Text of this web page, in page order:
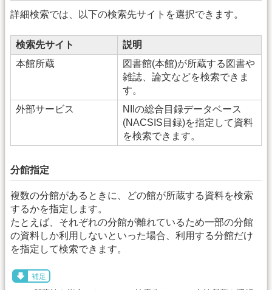
詳細検索では、以下の検索先サイトを選択できます。
検索先サイト
説明
本館所蔵
図書館(本館)が所蔵する図書や
雑誌、論文などを検索できま
す。
外部サービス
NIIの総合目録データベース
(NACSIS目録)を指定して資料
を検索できます。
分館指定
複数の分館があるときに、どの館が所蔵する資料を検索
するかを指定します。
たとえば、それぞれの分館が離れているため一部の分館
の資料しか利用しないといった場合、利用する分館だけ
を指定して検索できます。
補足